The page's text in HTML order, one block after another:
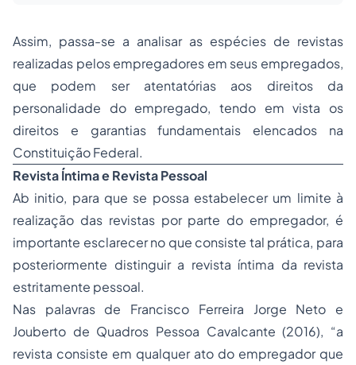
Assim, passa-se a analisar as espécies de revistas
realizadas pelos empregadores em seus empregados,
que podem ser atentatórias aos direitos da
personalidade do empregado, tendo em vista os
direitos e garantias fundamentais elencados na
Constituição Federal.
Revista Íntima e Revista Pessoal
Ab initio, para que se possa estabelecer um limite à
realização das revistas por parte do empregador, é
importante esclarecer no que consiste tal prática, para
posteriormente distinguir a revista íntima da revista
estritamente pessoal.
Nas palavras de Francisco Ferreira Jorge Neto e
Jouberto de Quadros Pessoa Cavalcante (2016), “a
revista consiste em qualquer ato do empregador que